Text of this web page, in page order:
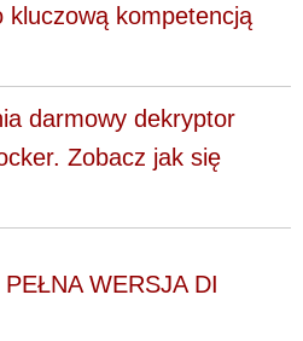
kluczową kompetencją
darmowy dekryptor
Zobacz jak się
PEŁNA WERSJA DI